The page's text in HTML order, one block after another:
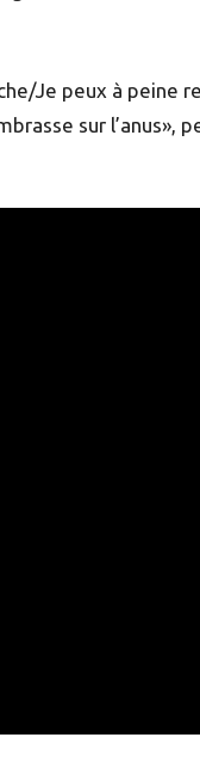
Je peux à peine
sur l’anus»,